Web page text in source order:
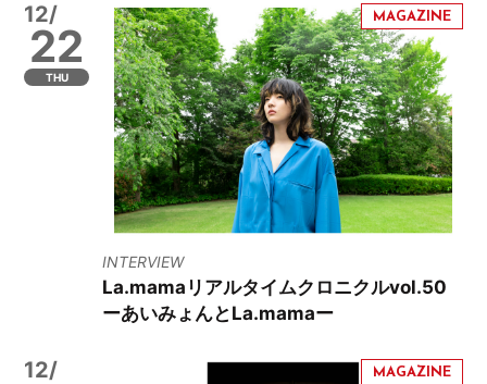
12/
22
THU
INTERVIEW
La.mamaリアルタイムクロニクルvol.50
ーあいみょんとLa.mamaー
12/